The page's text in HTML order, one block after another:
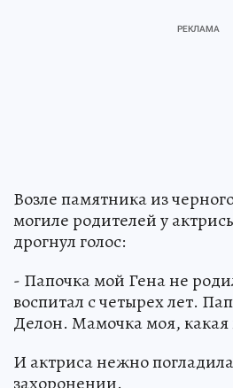
Возле памятника из
могиле родителей у
дрогнул голос:
- Папочка мой Гена не
воспитал с четырех лет.
Делон. Мамочка моя, какая
И актриса нежно
захоронении.